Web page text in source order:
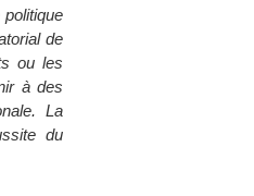
de
ou les
à des
La
du